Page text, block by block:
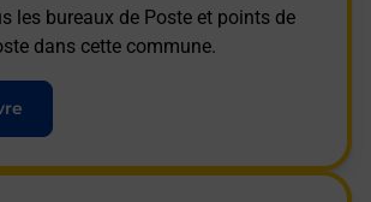
les bureaux de Poste et points de
dans cette commune.